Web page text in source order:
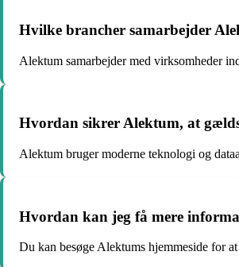
Hvilke brancher samarbejder
Alektum samarbejder med virksomheder
Hvordan sikrer Alektum, at
Alektum bruger moderne teknologi og
Hvordan kan jeg få mere
Du kan besøge Alektums hjemmeside for